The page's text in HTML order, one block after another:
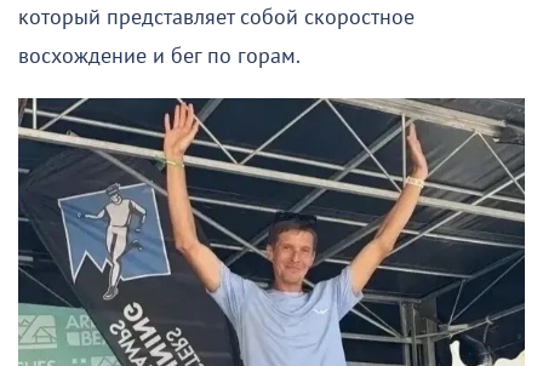
который представляет собой скоростное
восхождение и бег по горам.